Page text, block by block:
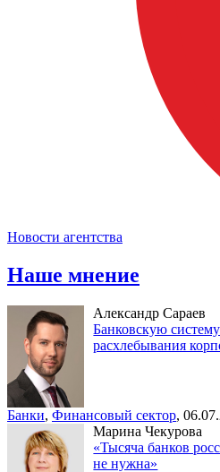
Новости агентства
Наше мнение
Александр Сараев
Банковскую
расхлебывания
Банки, Финансовый сектор,
Марина Чекурова
«Тысяча банков
не нужна»